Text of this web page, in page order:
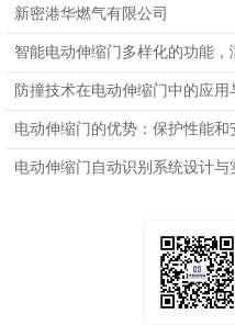
新密港华燃气有限公司
智能电动伸缩门多样化的功能
防撞技术在电动伸缩门中的应用
电动伸缩门的优势：保护性能和
电动伸缩门自动识别系统设计与